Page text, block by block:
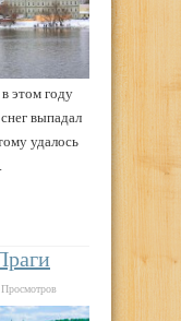
этом году
выпадал
удалось